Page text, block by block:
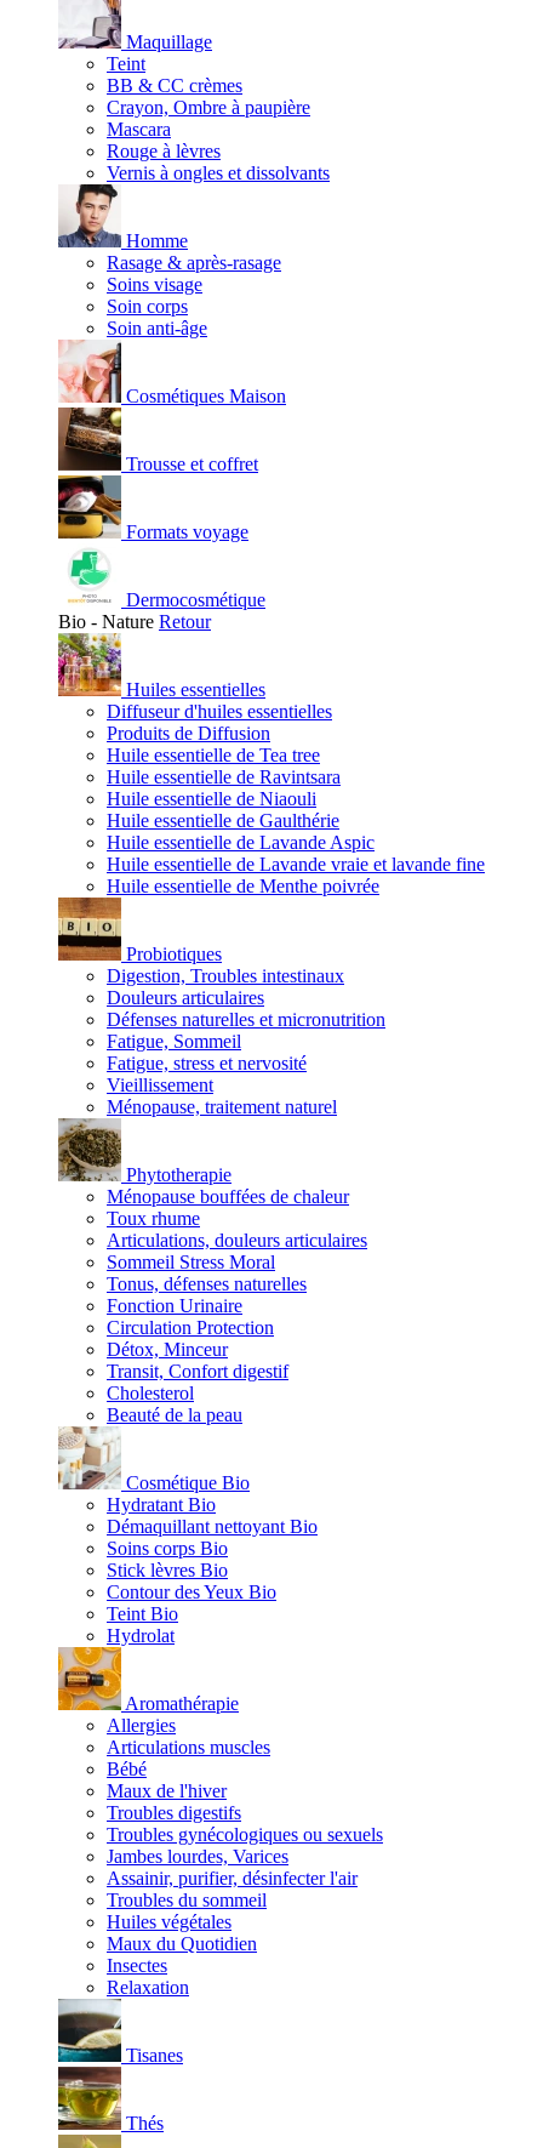
Maquillage
Teint
BB & CC crèmes
Crayon, Ombre à paupière
Mascara
Rouge à lèvres
Vernis à ongles et dissolvants
Homme
Rasage & après-rasage
Soins visage
Soin corps
Soin anti-âge
Cosmétiques Maison
Trousse et coffret
Formats voyage
Dermocosmétique
Bio - Nature Retour
Huiles essentielles
Diffuseur d'huiles essentielles
Produits de Diffusion
Huile essentielle de Tea tree
Huile essentielle de Ravintsara
Huile essentielle de Niaouli
Huile essentielle de Gaulthérie
Huile essentielle de Lavande Aspic
Huile essentielle de Lavande vraie et lavande fine
Huile essentielle de Menthe poivrée
Probiotiques
Digestion, Troubles intestinaux
Douleurs articulaires
Défenses naturelles et micronutrition
Fatigue, Sommeil
Fatigue, stress et nervosité
Vieillissement
Ménopause, traitement naturel
Phytotherapie
Ménopause bouffées de chaleur
Toux rhume
Articulations, douleurs articulaires
Sommeil Stress Moral
Tonus, défenses naturelles
Fonction Urinaire
Circulation Protection
Détox, Minceur
Transit, Confort digestif
Cholesterol
Beauté de la peau
Cosmétique Bio
Hydratant Bio
Démaquillant nettoyant Bio
Soins corps Bio
Stick lèvres Bio
Contour des Yeux Bio
Teint Bio
Hydrolat
Aromathérapie
Allergies
Articulations muscles
Bébé
Maux de l'hiver
Troubles digestifs
Troubles gynécologiques ou sexuels
Jambes lourdes, Varices
Assainir, purifier, désinfecter l'air
Troubles du sommeil
Huiles végétales
Maux du Quotidien
Insectes
Relaxation
Tisanes
Thés